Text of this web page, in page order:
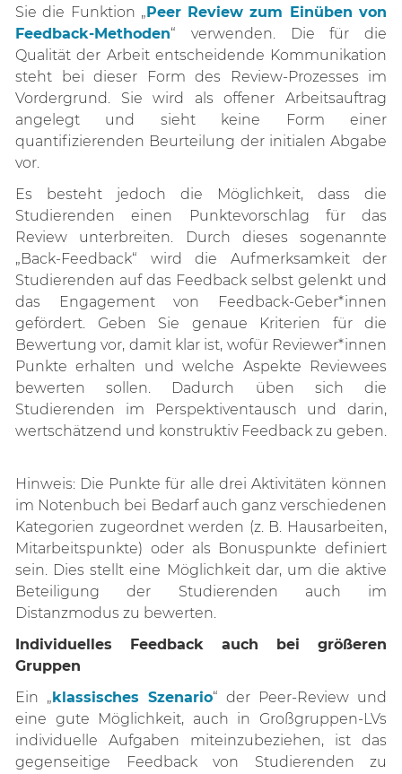
Sie die Funktion „Peer Review zum Einüben von
Feedback-Methoden“ verwenden. Die für die
Qualität der Arbeit entscheidende Kommunikation
steht bei dieser Form des Review-Prozesses im
Vordergrund. Sie wird als offener Arbeitsauftrag
angelegt und sieht keine Form einer
quantifizierenden Beurteilung der initialen Abgabe
vor.
Es besteht jedoch die Möglichkeit, dass die
Studierenden einen Punktevorschlag für das
Review unterbreiten. Durch dieses sogenannte
„Back-Feedback“ wird die Aufmerksamkeit der
Studierenden auf das Feedback selbst gelenkt und
das Engagement von Feedback-Geber*innen
gefördert. Geben Sie genaue Kriterien für die
Bewertung vor, damit klar ist, wofür Reviewer*innen
Punkte erhalten und welche Aspekte Reviewees
bewerten sollen. Dadurch üben sich die
Studierenden im Perspektiventausch und darin,
wertschätzend und konstruktiv Feedback zu geben.
Hinweis: Die Punkte für alle drei Aktivitäten können
im Notenbuch bei Bedarf auch ganz verschiedenen
Kategorien zugeordnet werden (z. B. Hausarbeiten,
Mitarbeitspunkte) oder als Bonuspunkte definiert
sein. Dies stellt eine Möglichkeit dar, um die aktive
Beteiligung der Studierenden auch im
Distanzmodus zu bewerten.
Individuelles Feedback auch bei größeren
Gruppen
Ein „klassisches Szenario“ der Peer-Review und
eine gute Möglichkeit, auch in Großgruppen-LVs
individuelle Aufgaben miteinzubeziehen, ist das
gegenseitige Feedback von Studierenden zu